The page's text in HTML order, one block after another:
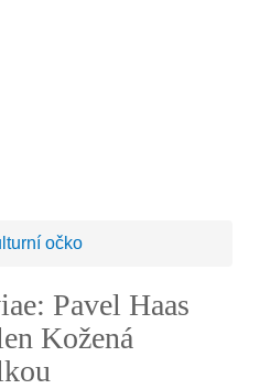
očko
Pavel Haas
Kožená